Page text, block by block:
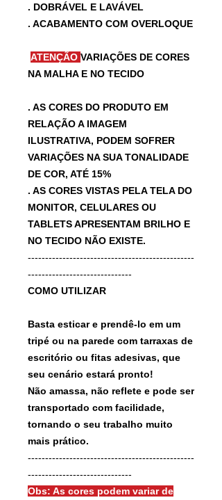
. DOBRÁVEL E LAVÁVEL
. ACABAMENTO COM OVERLOQUE
ATENÇÃO VARIAÇÕES DE CORES
NA MALHA E NO TECIDO
. AS CORES DO PRODUTO EM
RELAÇÃO A IMAGEM
ILUSTRATIVA, PODEM SOFRER
VARIAÇÕES NA SUA TONALIDADE
DE COR, ATÉ 15%
. AS CORES VISTAS PELA TELA DO
MONITOR, CELULARES OU
TABLETS APRESENTAM BRILHO E
NO TECIDO NÃO EXISTE.
------------------------------------------------
------------------------------
COMO UTILIZAR
Basta esticar e prendê-lo em um
tripé ou na parede com tarraxas de
escritório ou fitas adesivas, que
seu cenário estará pronto!
Não amassa, não reflete e pode ser
transportado com facilidade,
tornando o seu trabalho muito
mais prático.
------------------------------------------------
------------------------------
Obs: As cores podem variar de